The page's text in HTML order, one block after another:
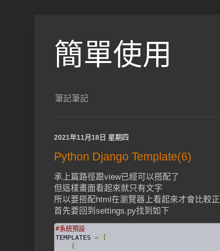
簡單使用
筆記筆記
2021年11月18日 星期四
Python Django Template(6)
承上篇路徑跟view已經可以搭配了
但這樣畫面看起來就只有文字
所以要搭配html在瀏覽器上看起來才會比較
首先要回到settings.py找到如下
#系統預設
TEMPLATES =
{